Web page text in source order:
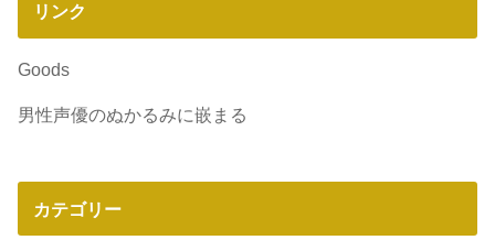
リンク
Goods
男性声優のぬかるみに嵌まる
カテゴリー